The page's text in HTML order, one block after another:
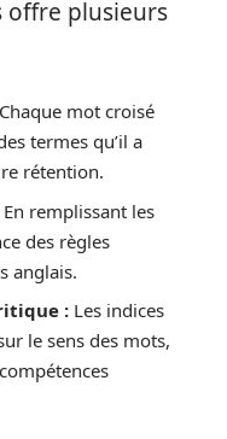
offre plusieurs
Chaque mot croisé
termes qu’il a
rétention.
En remplissant les
des règles
anglais.
: Les indices
le sens des mots,